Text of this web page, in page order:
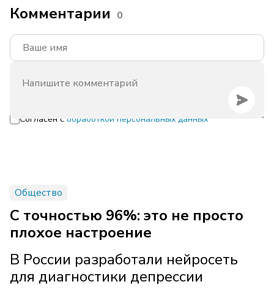
Комментарии 0
Согласен с обработкой персональных данных
Общество
С точностью 96%: это не просто
плохое настроение
В России разработали нейросеть
для диагностики депрессии